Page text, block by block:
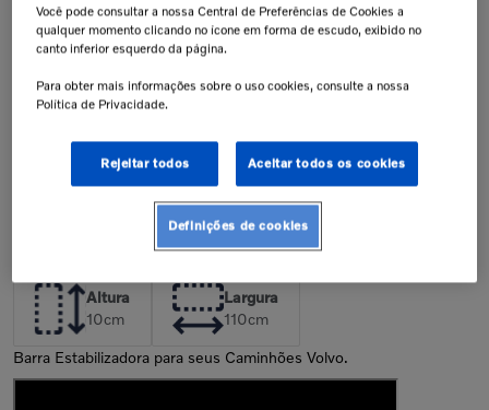
Todas as peças podem ser
retiradas diretamente na
concessionária.
Até 07 dias a partir da
data de recebimento.
Antes de finalizar sua compra,
confirme a compatibilidade da peça
Confira nossa política de garantia
Barra Estabilizadora para seus Caminhões Volvo.
Altura
10cm
Largura
110cm
Você pode consultar a nossa Central de Preferências de Cookies a
qualquer momento clicando no ícone em forma de escudo, exibido no
canto inferior esquerdo da página.
Para obter mais informações sobre o uso cookies, consulte a nossa
Política de Privacidade.
Rejeitar todos Aceitar todos os cookies
Definições de cookies